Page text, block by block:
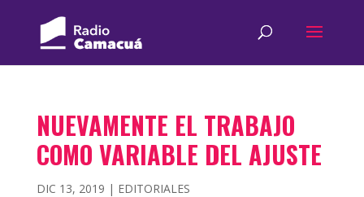
NUEVAMENTE EL TRABAJO
COMO VARIABLE DEL AJUSTE
DIC 13, 2019 | EDITORIALES